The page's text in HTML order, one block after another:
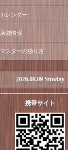
カレンダー
店舗情報
マスターの独り言
2026.08.09 Sunday
携帯サイト